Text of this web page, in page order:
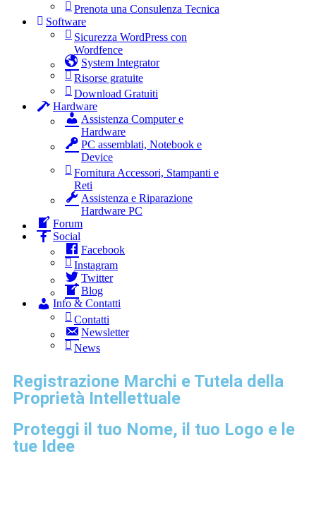
Prenota una Consulenza Tecnica
Software
Sicurezza WordPress con
Wordfence
System Integrator
Risorse gratuite
Download Gratuiti
Hardware
Assistenza Computer e
Hardware
PC assemblati, Notebook e
Device
Fornitura Accessori, Stampanti e
Reti
Assistenza e Riparazione
Hardware PC
Forum
Social
Facebook
Instagram
Twitter
Blog
Info & Contatti
Contatti
Newsletter
News
Registrazione Marchi e Tutela della
Proprietà Intellettuale
Proteggi il tuo Nome, il tuo Logo e le
tue Idee